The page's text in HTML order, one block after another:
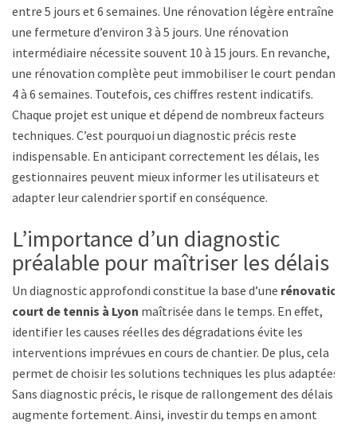
entre 5 jours et 6 semaines. Une rénovation légère entraîne
une fermeture d’environ 3 à 5 jours. Une rénovation
intermédiaire nécessite souvent 10 à 15 jours. En revanche,
une rénovation complète peut immobiliser le court pendant
4 à 6 semaines. Toutefois, ces chiffres restent indicatifs.
Chaque projet est unique et dépend de nombreux facteurs
techniques. C’est pourquoi un diagnostic précis reste
indispensable. En anticipant correctement les délais, les
gestionnaires peuvent mieux informer les utilisateurs et
adapter leur calendrier sportif en conséquence.
L’importance d’un diagnostic
préalable pour maîtriser les délais
Un diagnostic approfondi constitue la base d’une rénovation
court de tennis à Lyon maîtrisée dans le temps. En effet,
identifier les causes réelles des dégradations évite les
interventions imprévues en cours de chantier. De plus, cela
permet de choisir les solutions techniques les plus adaptées.
Sans diagnostic précis, le risque de rallongement des délais
augmente fortement. Ainsi, investir du temps en amont